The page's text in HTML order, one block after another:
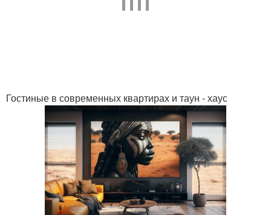
Гостиные в современных квартирах и таун - хаус